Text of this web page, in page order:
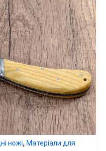
ножі, Матеріали для